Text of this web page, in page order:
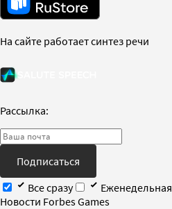
На сайте работает синтез речи
Рассылка:
Подписаться
Все сразу
Еженедельная
Новости Forbes Games